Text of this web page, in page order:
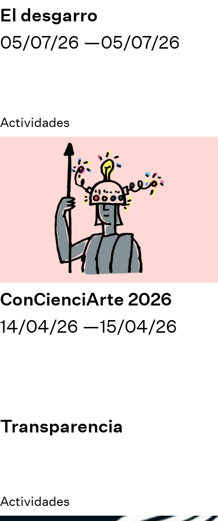
El desgarro
05/07/26
05/07/26
Actividades
ConCienciArte 2026
14/04/26
15/04/26
Transparencia
Actividades